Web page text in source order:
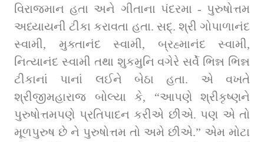
વિરાજમાન હતા અને ગીતાના પંદરમા - પુરુષોત્તમ
અધ્‍યાયની ટીકા કરાવતા હતા. સદ્. શ્રી ગોપાળાનંદ
સ્‍વામી, મુક્તાનંદ સ્‍વામી, બ્રહ્માનંદ સ્‍વામી,
નિત્‍યાનંદ સ્‍વામી તથા શુકમુનિ વગેરે સર્વે ભિન્ન ભિન્ન
ટીકાનાં પાનાં લઈને બેઠા હતા. એ વખતે
શ્રીજીમહારાજ બોલ્‍યા કે, “આપણે શ્રીકૃષ્‍ણને
પુરુષોત્તમપણે પ્રતિપાદન કરીએ છીએ. પણ એ તો
મૂળપુરુષ છે ને પુરુષોત્તમ તો અમે છીએ.” એમ મોટા